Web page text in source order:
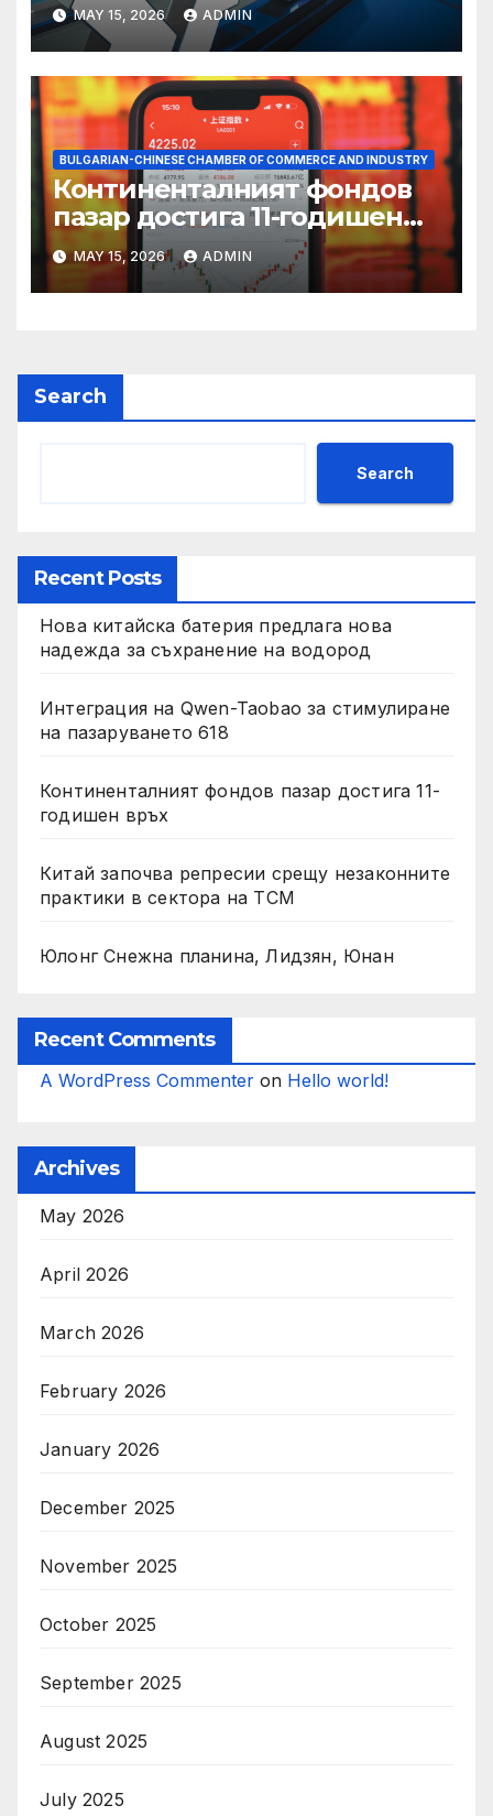
MAY 15, 2026 ADMIN
BULGARIAN-CHINESE CHAMBER OF COMMERCE AND INDUSTRY
Континенталният фондов
пазар достига 11-годишен
връх
MAY 15, 2026 ADMIN
Search
Search
Recent Posts
Нова китайска батерия предлага нова
надежда за съхранение на водород
Интеграция на Qwen-Taobao за стимулиране
на пазаруването 618
Континенталният фондов пазар достига 11-
годишен връх
Китай започва репресии срещу незаконните
практики в сектора на TCM
Юлонг Снежна планина, Лидзян, Юнан
Recent Comments
A WordPress Commenter on Hello world!
Archives
May 2026
April 2026
March 2026
February 2026
January 2026
December 2025
November 2025
October 2025
September 2025
August 2025
July 2025